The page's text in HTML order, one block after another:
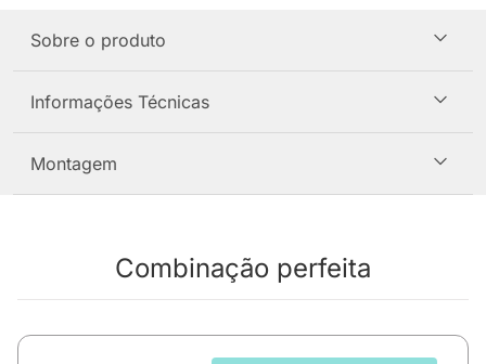
Sobre o produto
Informações Técnicas
Montagem
Combinação perfeita